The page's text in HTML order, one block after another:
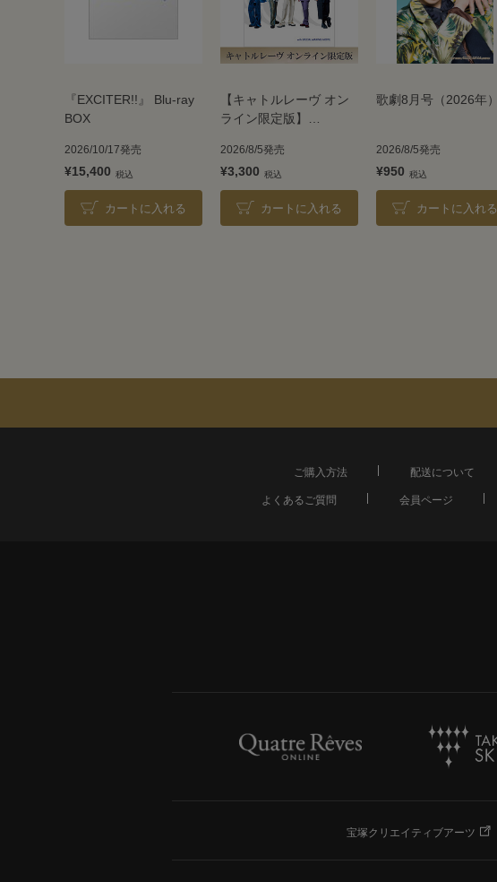
『EXCITER!!』 Blu-ray
BOX
2026/10/17発売
¥15,400
カートに入れる
【キャトルレーヴ オン
ライン限定版】
2026
2026/8/5発売
¥3,300
カートに入れる
歌劇8月号（2026年）
2026/8/5発売
¥950
カートに入れる
ご購入方法 配送について
よくあるご質問
会員ページ
宝塚クリエイティブアーツ